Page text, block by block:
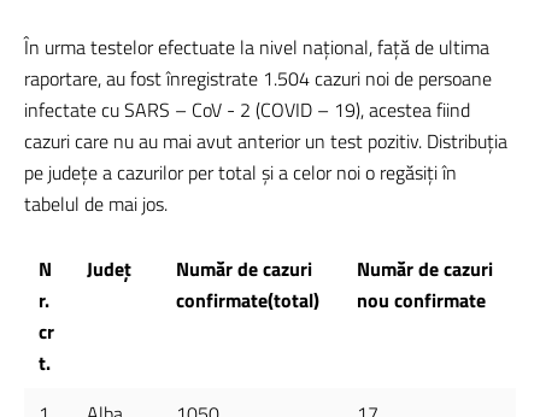
În urma testelor efectuate la nivel național, față de ultima
raportare, au fost înregistrate 1.504 cazuri noi de persoane
infectate cu SARS – CoV - 2 (COVID – 19), acestea fiind
cazuri care nu au mai avut anterior un test pozitiv. Distribuția
pe județe a cazurilor per total și a celor noi o regăsiți în
tabelul de mai jos.
N
r.
cr
t.
Județ
Număr de cazuri
confirmate(total)
Număr de cazuri
nou confirmate